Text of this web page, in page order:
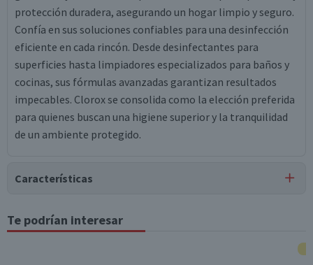
protección duradera, asegurando un hogar limpio y seguro.
Confía en sus soluciones confiables para una desinfección
eficiente en cada rincón. Desde desinfectantes para
superficies hasta limpiadores especializados para baños y
cocinas, sus fórmulas avanzadas garantizan resultados
impecables. Clorox se consolida como la elección preferida
para quienes buscan una higiene superior y la tranquilidad
de un ambiente protegido.
Características
Tipo de Producto
Quitamanchas
Te podrían interesar